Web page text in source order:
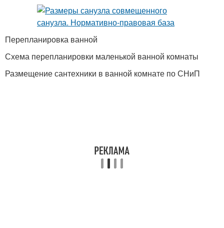
Перепланировка ванной
Схема перепланировки маленькой ванной комнаты
Размещение сантехники в ванной комнате по СНиП